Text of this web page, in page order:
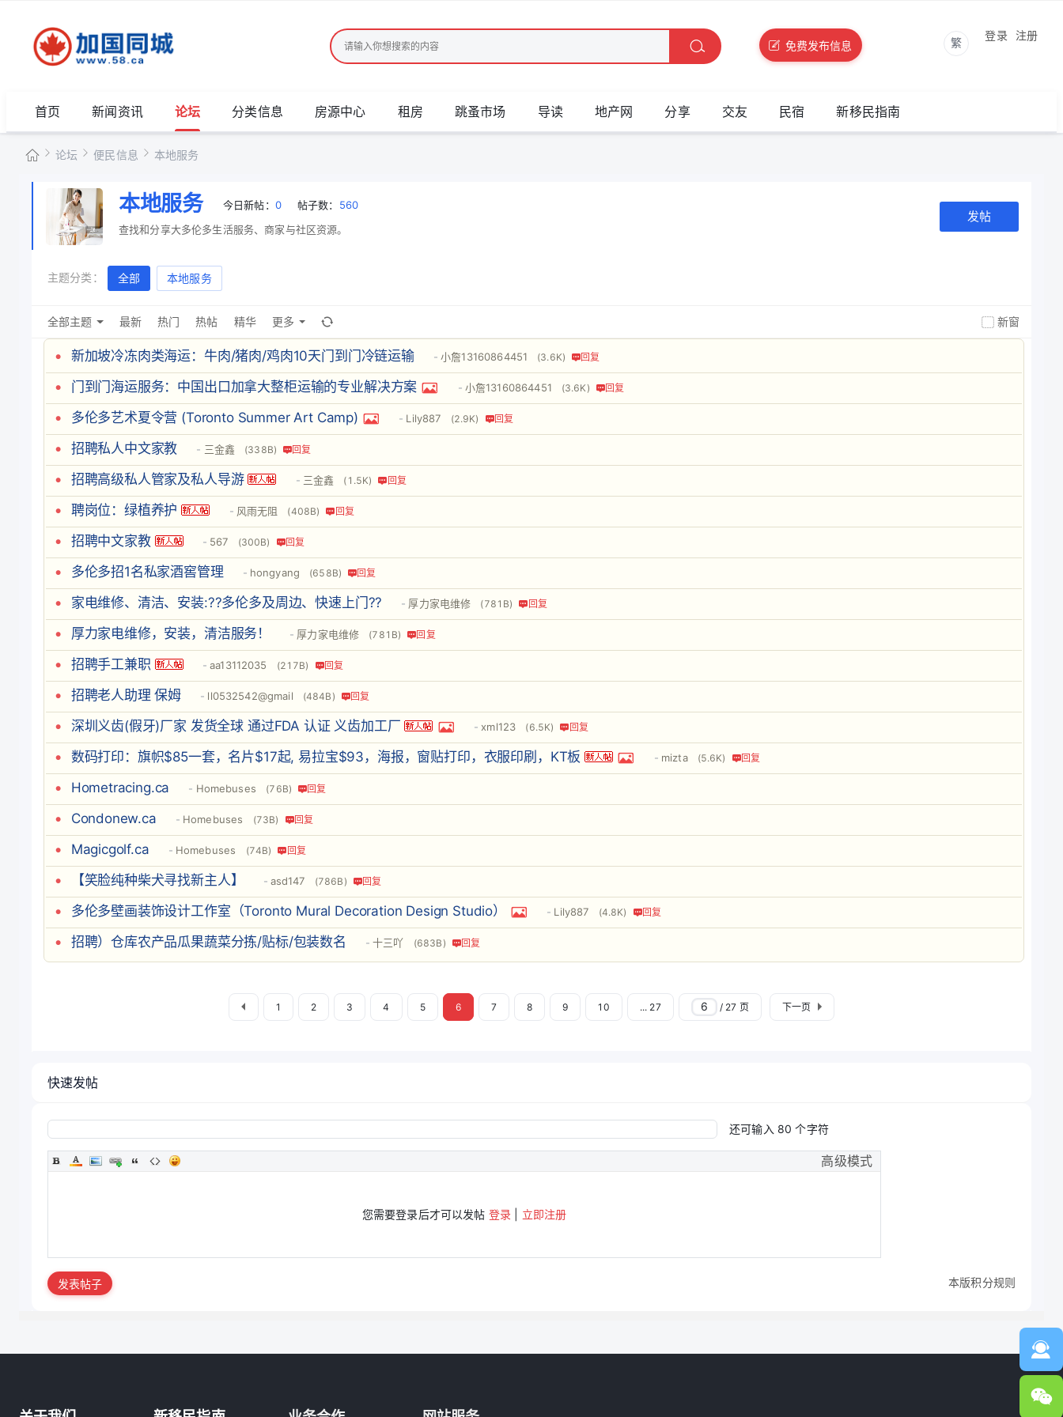
免费发布信息 繁
登录 注册
首页 新闻资讯 论坛 分类信息 房源中心 租房 跳蚤市场 导读 地产网 分享 交友 民宿 新移民指南
加
论坛
›
便民信息 本地服务
本地服务 今日新帖： 0 帖子数： 560
查找和分享大多伦多生活服务、商家与社区资源。
发帖
主题分类： 全部 本地服务
新窗
全部主题 最新 热门 热帖 精华 更多
新加坡冷冻肉类海运：牛肉/猪肉/鸡肉10天门到门冷链运输 小詹13160864451 (3.6K) 回复
门到门海运服务：中国出口加拿大整柜运输的专业解决方案 小詹13160864451 (3.6K) 回复
多伦多艺术夏令营 (Toronto Summer Art Camp) Lily887 (2.9K) 回复
招聘私人中文家教 三金鑫 (338B) 回复
招聘高级私人管家及私人导游 三金鑫 (1.5K) 回复
聘岗位：绿植养护 风雨无阻 (408B) 回复
招聘中文家教 567 (300B) 回复
多伦多招1名私家酒窖管理 hongyang (658B) 回复
家电维修、清洁、安装:??多伦多及周边、快速上门?? 厚力家电维修 (781B) 回复
厚力家电维修，安装，清洁服务！ 厚力家电维修 (781B) 回复
招聘手工兼职 aa13112035 (217B) 回复
招聘老人助理 保姆 ll0532542@gmail (484B) 回复
深圳义齿(假牙)厂家 发货全球 通过FDA 认证 义齿加工厂 xml123 (6.5K) 回复
数码打印：旗帜$85一套，名片$17起, 易拉宝$93，海报，窗贴打印，衣服印刷，KT板 mizta (5.6K) 回复
Hometracing.ca Homebuses (76B) 回复
Condonew.ca Homebuses (73B) 回复
Magicgolf.ca Homebuses (74B) 回复
【笑脸纯种柴犬寻找新主人】 asd147 (786B) 回复
多伦多壁画装饰设计工作室（Toronto Mural Decoration Design Studio） Lily887 (4.8K) 回复
招聘）仓库农产品瓜果蔬菜分拣/贴标/包装数名 十三吖 (683B) 回复
1 2 3 4 5 6 7 8 9 10 ... 27 / 27 页 下一页
快速发帖
还可输入 80 个字符
高级模式
您需要登录后才可以发帖 登录 立即注册
本版积分规则
发表帖子